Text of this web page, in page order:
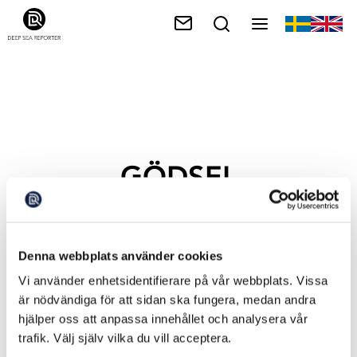
Denna webbplats använder cookies
Vi använder enhetsidentifierare på vår webbplats. Vissa
är nödvändiga för att sidan ska fungera, medan andra
hjälper oss att anpassa innehållet och analysera vår
trafik. Välj själv vilka du vill acceptera.
GÖDSEL